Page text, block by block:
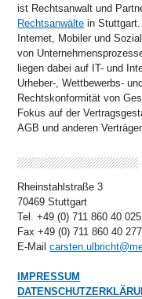
ist Rechtsanwalt und
Rechtsanwälte in
Internet, Mobiler und
von
liegen dabei auf IT- und
Urheber-, Wettbewerbs- und
Rechtskonformität von
Fokus auf der
AGB und anderen
Rheinstahlstraße 3
70469 Stuttgart
Tel. +49 (0) 711 860 40 025
Fax +49 (0) 711 860 40 277
E-Mail
IMPRESSUM